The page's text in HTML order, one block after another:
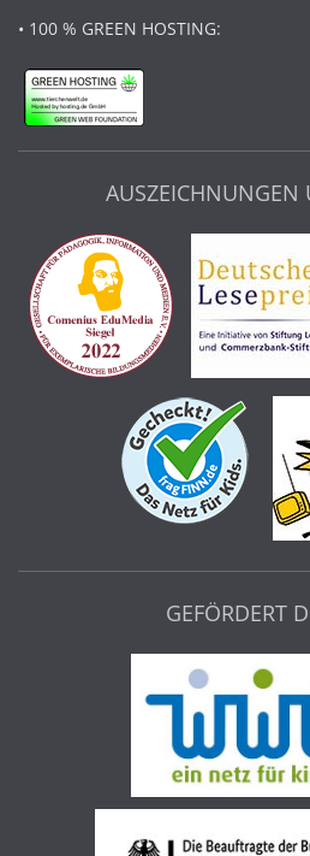
• 100 % GREEN HOSTING:
AUSZEICHNUNGEN
GEFÖRDERT